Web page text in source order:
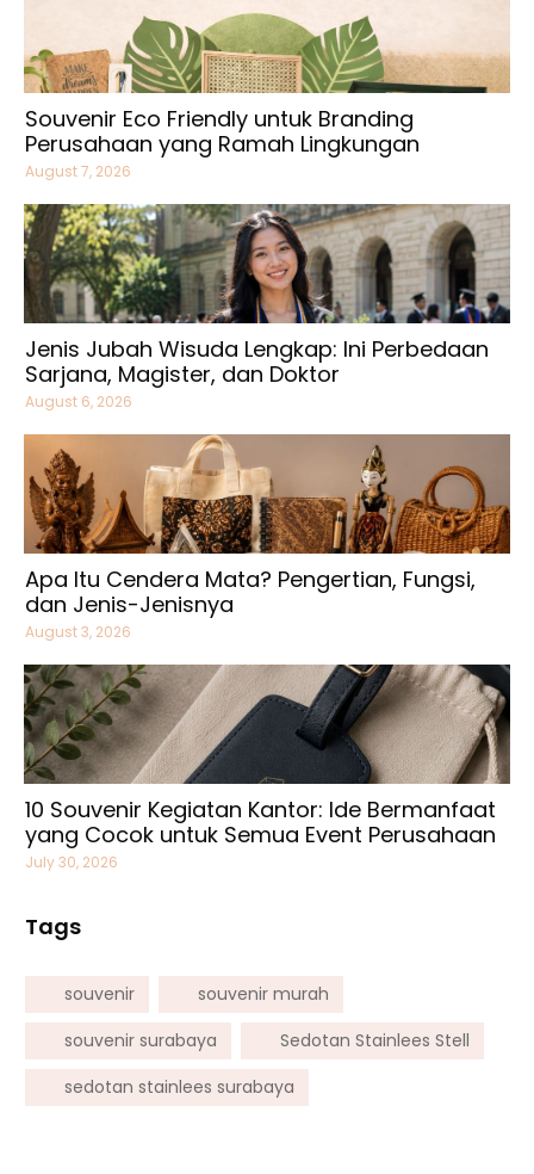
Souvenir Eco Friendly untuk Branding
Perusahaan yang Ramah Lingkungan
August 7, 2026
Jenis Jubah Wisuda Lengkap: Ini Perbedaan
Sarjana, Magister, dan Doktor
August 6, 2026
Apa Itu Cendera Mata? Pengertian, Fungsi,
dan Jenis-Jenisnya
August 3, 2026
10 Souvenir Kegiatan Kantor: Ide Bermanfaat
yang Cocok untuk Semua Event Perusahaan
July 30, 2026
Tags
souvenir
souvenir murah
souvenir surabaya
Sedotan Stainlees Stell
sedotan stainlees surabaya